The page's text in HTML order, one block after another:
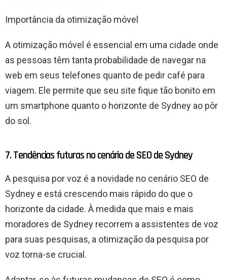
Importância da otimização móvel
A otimização móvel é essencial em uma cidade onde
as pessoas têm tanta probabilidade de navegar na
web em seus telefones quanto de pedir café para
viagem. Ele permite que seu site fique tão bonito em
um smartphone quanto o horizonte de Sydney ao pôr
do sol.
7. Tendências futuras no cenário de SEO de Sydney
A pesquisa por voz é a novidade no cenário SEO de
Sydney e está crescendo mais rápido do que o
horizonte da cidade. À medida que mais e mais
moradores de Sydney recorrem a assistentes de voz
para suas pesquisas, a otimização da pesquisa por
voz torna-se crucial.